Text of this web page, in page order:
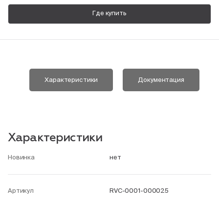
Где купить
Характеристики Документация
Характеристики
Новинка нет
Артикул RVC-0001-000025